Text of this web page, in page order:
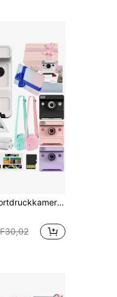
8 Rollen Papier, 4 Farben erhältlich, bestes Geschenk für 3-12 Jahre alte Jungen und Mädchen zu Ostern, Weltcup, Weihnachten, Halloween, Geburtstag, Neujahr, geeignet für Reisen, Familienfotografie und Outdoor-Aktivitäten, Kinderspielzeug